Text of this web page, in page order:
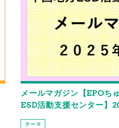
メールマガジン【EPOち
ESD活動支援センター】
テーマ